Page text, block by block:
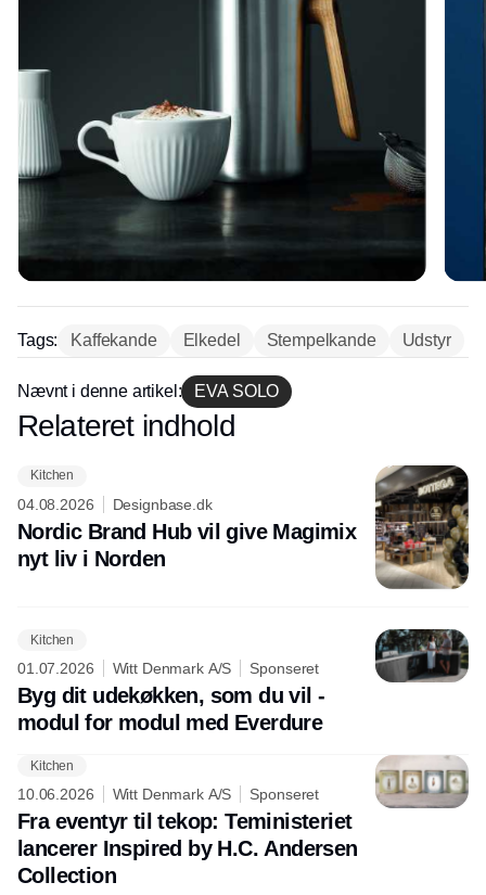
Tags: Kaffekande Elkedel Stempelkande Udstyr
Nævnt i denne artikel: EVA SOLO
Annonce
Relateret indhold
Kitchen
04.08.2026 Designbase.dk
Nordic Brand Hub vil give Magimix
nyt liv i Norden
Kitchen
01.07.2026 Witt Denmark A/S Sponseret
Byg dit udekøkken, som du vil -
modul for modul med Everdure
Kitchen
10.06.2026 Witt Denmark A/S Sponseret
Fra eventyr til tekop: Teministeriet
lancerer Inspired by H.C. Andersen
Collection